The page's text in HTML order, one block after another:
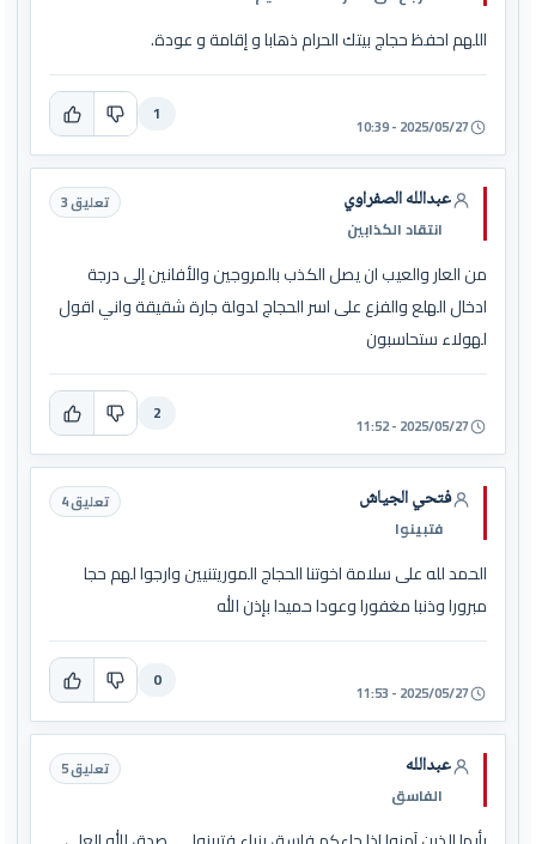
اللهم احفظ حجاج بيتك الحرام ذهابا و إقامة و عودة.
2025/05/27 - 10:39
1
عبدالله الصفراوي
انتقاد الكذابين
تعليق 3
من العار والعيب ان يصل الكذب بالمروجين والأفانين إلى درجة
ادخال الهلع والفزع على اسر الحجاج لدولة جارة شقيقة واني اقول
لهولاء ستحاسبون
2025/05/27 - 11:52
2
فتحي الجياش
فتبينوا
تعليق 4
الحمد لله على سلامة اخوتنا الحجاج الموريتنيين وارجوا لهم حجا
مبرورا وذنبا مغفورا وعودا حميدا بإذن الله
2025/05/27 - 11:53
0
عبدالله
الفاسق
تعليق 5